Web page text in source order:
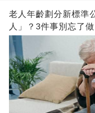
老人年齡劃分新標準
人」？3件事別忘了做